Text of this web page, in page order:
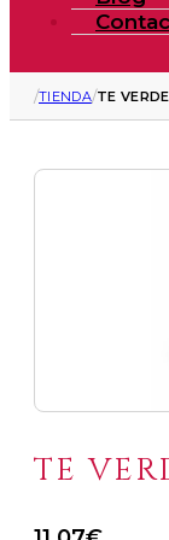
/TIENDA/TE
TE